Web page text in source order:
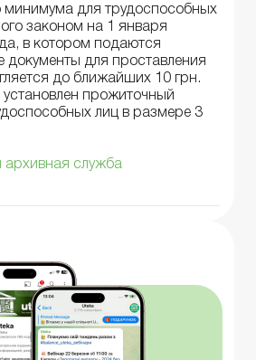
минимума для трудоспособных
законом на 1 января
в котором подаются
документы для проставления
до ближайших 10 грн.
прожиточный
лиц в размере 3
архивная служба